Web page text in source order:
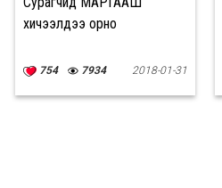
хичээлдээ орно
754 7934 2018-01-31